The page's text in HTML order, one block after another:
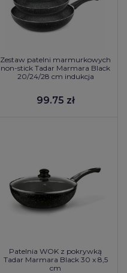
Zestaw patelni marmurkowych
non-stick Tadar Marmara Black
20/24/28 cm indukcja
99.75 zł
Patelnia WOK z pokrywką
Tadar Marmara Black 30 x 8,5
cm